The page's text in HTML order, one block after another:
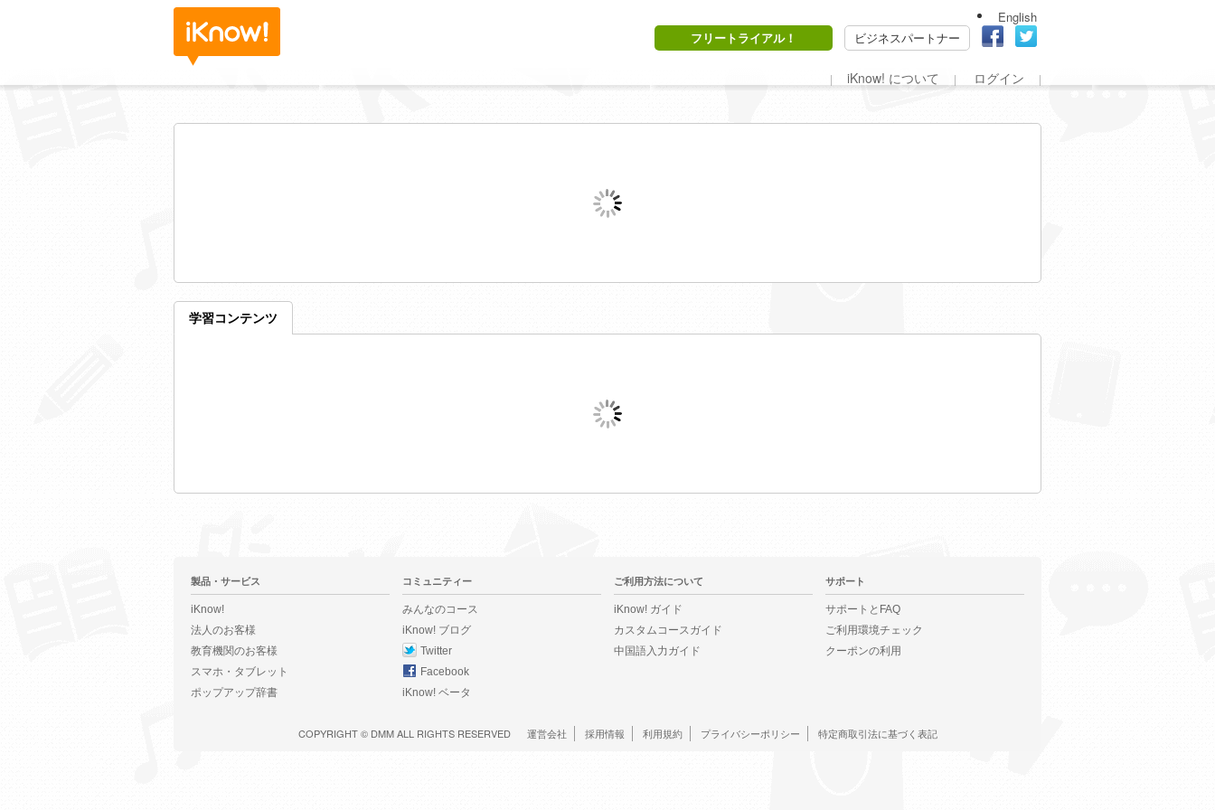
English
フリートライアル！
ビジネスパートナー
iKnow! について ログイン
学習コンテンツ
製品・サービス
iKnow!
法人のお客様
教育機関のお客様
スマホ・タブレット
ポップアップ辞書
コミュニティー
みんなのコース
iKnow! ブログ
Twitter
Facebook
iKnow! ベータ
ご利用方法について
iKnow! ガイド
カスタムコースガイド
中国語入力ガイド
サポート
サポートとFAQ
ご利用環境チェック
クーポンの利用
COPYRIGHT © DMMALL RIGHTS RESERVED 運営会社 採用情報 利用規約 プライバシーポリシー 特定商取引法に基づく表記